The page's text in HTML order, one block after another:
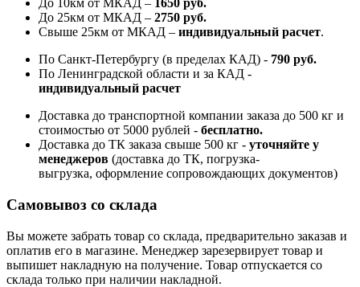
До 10км от МКАД – 1650 руб.
До 25км от МКАД – 2750 руб.
Свыше 25км от МКАД – индивидуальный расчет.
По Санкт-Петербургу (в пределах КАД) - 790 руб.
По Ленинградской области и за КАД -
индивидуальный расчет
Доставка до транспортной компании заказа до 500 кг и
стоимостью от 5000 рублей - бесплатно.
Доставка до ТК заказа свыше 500 кг - уточняйте у
менеджеров (доставка до ТК, погрузка-
выгрузка, оформление сопровождающих документов)
Самовывоз со склада
Вы можете забрать товар со склада, предварительно заказав и
оплатив его в магазине. Менеджер зарезервирует товар и
выпишет накладную на получение. Товар отпускается со
склада только при наличии накладной.